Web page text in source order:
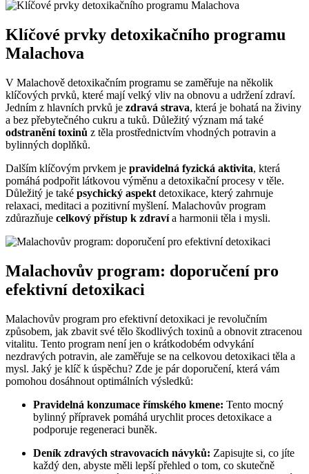
Klíčové prvky detoxikačního programu
Malachova
V Malachově detoxikačním programu se zaměřuje na několik
klíčových prvků, které mají velký vliv na obnovu a udržení zdraví.
Jedním z hlavních prvků je zdravá strava, která je bohatá na živiny
a bez přebytečného cukru a tuků. Důležitý význam má také
odstranění toxinů z těla prostřednictvím vhodných potravin a
bylinných doplňků.
Dalším klíčovým prvkem je pravidelná fyzická aktivita, která
pomáhá podpořit látkovou výměnu a detoxikační procesy v těle.
Důležitý je také psychický aspekt detoxikace, který zahrnuje
relaxaci, meditaci a pozitivní myšlení. Malachovův program
zdůrazňuje celkový přístup k zdravía harmonii těla i mysli.
Malachovův program: doporučení pro
efektivní detoxikaci
Malachovův program pro efektivní detoxikaci je revolučním
způsobem, jak zbavit své tělo škodlivých toxinů a obnovit ztracenou
vitalitu. Tento program není jen o krátkodobém odvykání
nezdravých potravin, ale zaměřuje se na celkovou detoxikaci těla a
mysl. Jaký je klíč k úspěchu? Zde je pár doporučení, která vám
pomohou dosáhnout optimálních výsledků:
Pravidelná konzumace římského kmene: Tento mocný
bylinný přípravek pomáhá urychlit proces detoxikace a
podporuje regeneraci buněk.
Deník zdravých stravovacích návyků: Zapisujte si, co jíte
každý den, abyste měli lepší přehled o tom, co skutečně